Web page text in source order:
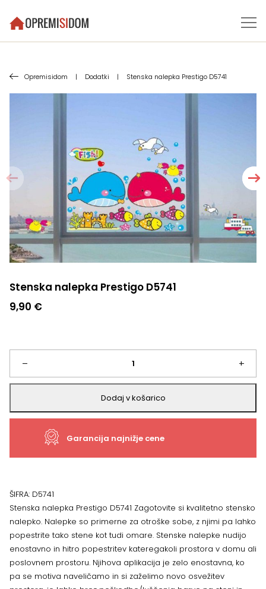
Opremisidom | Dodatki | Stenska nalepka Prestigo D5741
Stenska nalepka Prestigo D5741
9,90 €
–
Stenska
nalepka
Prestigo
+
Dodaj v košarico
Garancija najnižje cene
ŠIFRA: D5741
Stenska nalepka Prestigo D5741 Zagotovite si kvalitetno stensko
nalepko. Nalepke so primerne za otroške sobe, z njimi pa lahko
popestrite tako stene kot tudi omare. Stenske nalepke nudijo
enostavno in hitro popestritev kateregakoli prostora v domu ali
poslovnem prostoru. Njihova aplikacija je zelo enostavna, ko
pa se motiva naveličamo in si zaželimo novo osvežitev